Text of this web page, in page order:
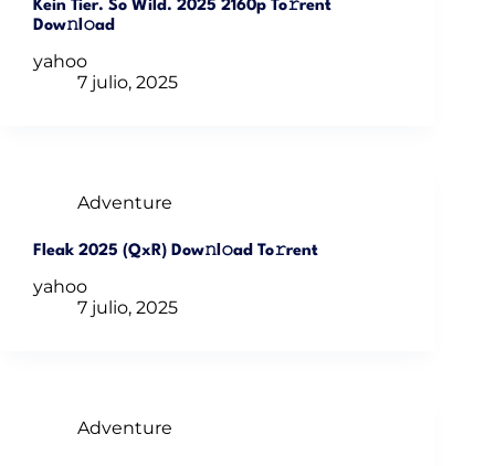
Kein Tier. So Wild. 2025 2160p To𝚛rent
Dow𝚗l𝚘ad
yahoo
7 julio, 2025
Adventure
Fleak 2025 (QxR) Dow𝚗l𝚘ad To𝚛rent
yahoo
7 julio, 2025
Adventure